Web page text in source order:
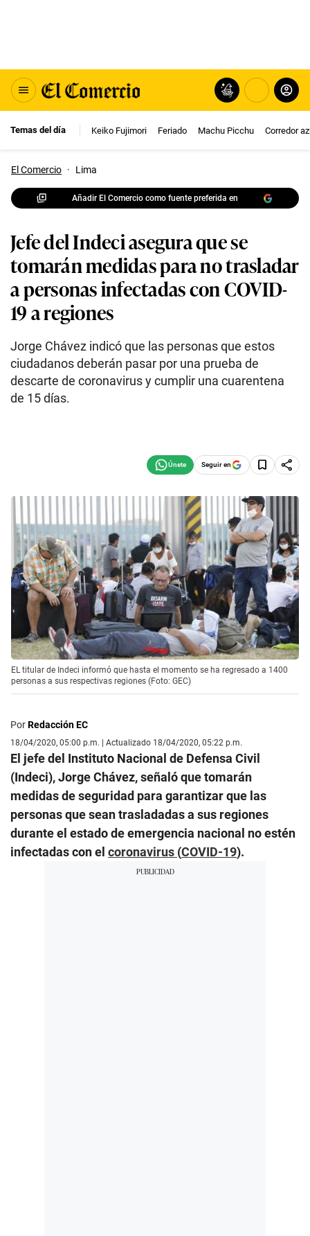
Temas del día Keiko Fujimori Feriado Machu Picchu Corredor
El Comercio · Lima
Añadir El Comercio como fuente preferida en
Jefe del Indeci asegura que se
tomarán medidas para no trasladar
a personas infectadas con COVID-
19 a regiones
Jorge Chávez indicó que las personas que estos
ciudadanos deberán pasar por una prueba de
descarte de coronavirus y cumplir una cuarentena
de 15 días.
Seguir en
EL titular de Indeci informó que hasta el momento se ha regresado a 1400
personas a sus respectivas regiones (Foto: GEC)
PorRedacción EC
18/04/2020, 05:00 p.m. | Actualizado 18/04/2020, 05:22 p.m.
El jefe del Instituto Nacional de Defensa Civil
(Indeci), Jorge Chávez, señaló que tomarán
medidas de seguridad para garantizar que las
personas que sean trasladadas a sus regiones
durante el estado de emergencia nacional no estén
infectadas con el coronavirus (COVID-19).